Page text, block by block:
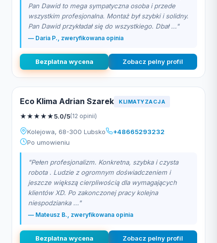
Pan Dawid to mega sympatyczna osoba i przede
wszystkim profesjonalna. Montaż był szybki i solidny.
Pan Dawid przykładał się do wszystkiego. Dbał ..."
— Daria P., zweryfikowana opinia
Bezplatna wycena Zobacz pelny profil
Eco Klima Adrian Szarek KLIMATYZACJA
★★★★★5.0/5(12 opinii)
Kolejowa, 68-300 Lubsko
+48665293232
Po umowieniu
"Pełen profesjonalizm. Konkretna, szybka i czysta
robota . Ludzie z ogromnym doświadczeniem i
jeszcze większą cierpliwością dla wymagających
klientów XD. Po zakonczonej pracy kolejna
niespodzianka ..."
— Mateusz B., zweryfikowana opinia
Bezplatna wycena Zobacz pelny profil